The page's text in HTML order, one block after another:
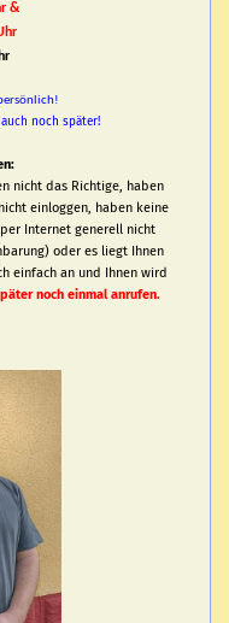
&
noch später!
nicht das Richtige, haben
einloggen, haben keine
Internet generell nicht
oder es liegt Ihnen
einfach an und Ihnen wird
noch einmal anrufen.